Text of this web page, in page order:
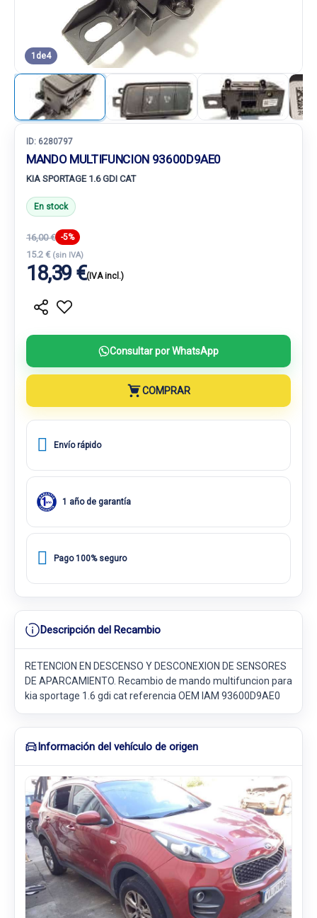
1 de4
ID: 6280797
MANDO MULTIFUNCION 93600D9AE0
KIA SPORTAGE 1.6 GDI CAT
En stock
16,00 € -5%
15.2 € (sin IVA)
18,39 €(IVA incl.)
Consultar por WhatsApp
COMPRAR
Envío rápido
1 año de garantía
Pago 100% seguro
Descripción del Recambio
RETENCION EN DESCENSO Y DESCONEXION DE SENSORES
DE APARCAMIENTO. Recambio de mando multifuncion para
kia sportage 1.6 gdi cat referencia OEM IAM 93600D9AE0
Información del vehículo de origen